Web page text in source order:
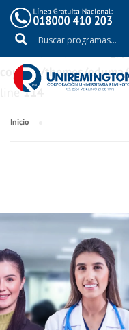
Warning
: Trying to
content/themes/
line114
Inicio